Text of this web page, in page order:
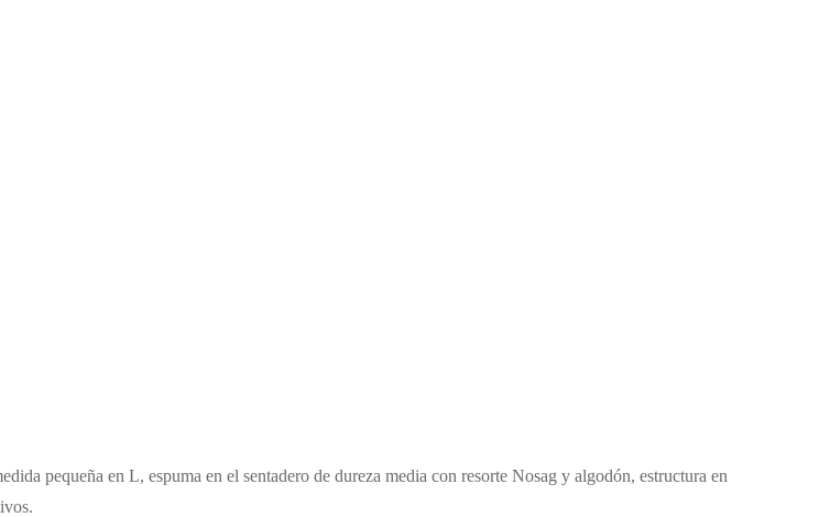
pequeña en L, espuma en el sentadero de dureza media con resorte Nosag y algodón, estructura en